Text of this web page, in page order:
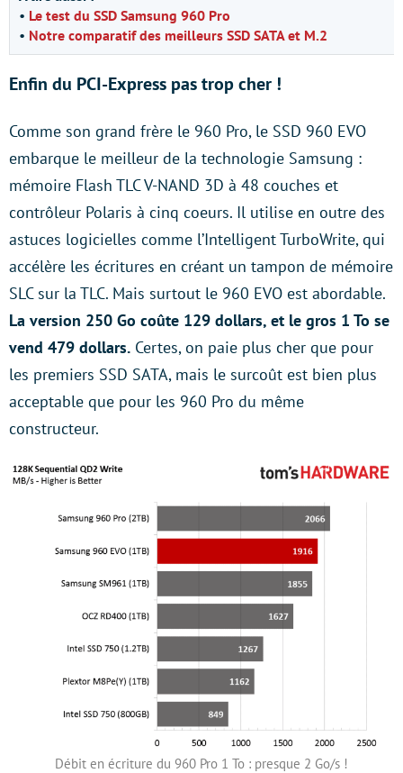
• Le test du SSD Samsung 960 Pro
• Notre comparatif des meilleurs SSD SATA et M.2
Enfin du PCI-Express pas trop cher !
Comme son grand frère le 960 Pro, le SSD 960 EVO
embarque le meilleur de la technologie Samsung :
mémoire Flash TLC V-NAND 3D à 48 couches et
contrôleur Polaris à cinq coeurs. Il utilise en outre des
astuces logicielles comme l’Intelligent TurboWrite, qui
accélère les écritures en créant un tampon de mémoire
SLC sur la TLC. Mais surtout le 960 EVO est abordable.
La version 250 Go coûte 129 dollars, et le gros 1 To se
vend 479 dollars. Certes, on paie plus cher que pour
les premiers SSD SATA, mais le surcoût est bien plus
acceptable que pour les 960 Pro du même
constructeur.
Débit en écriture du 960 Pro 1 To : presque 2 Go/s !